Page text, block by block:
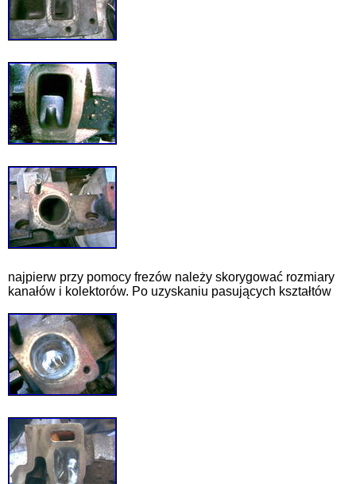
najpierw przy pomocy frezów należy skorygować rozmiary
kanałów i kolektorów. Po uzyskaniu pasujących kształtów